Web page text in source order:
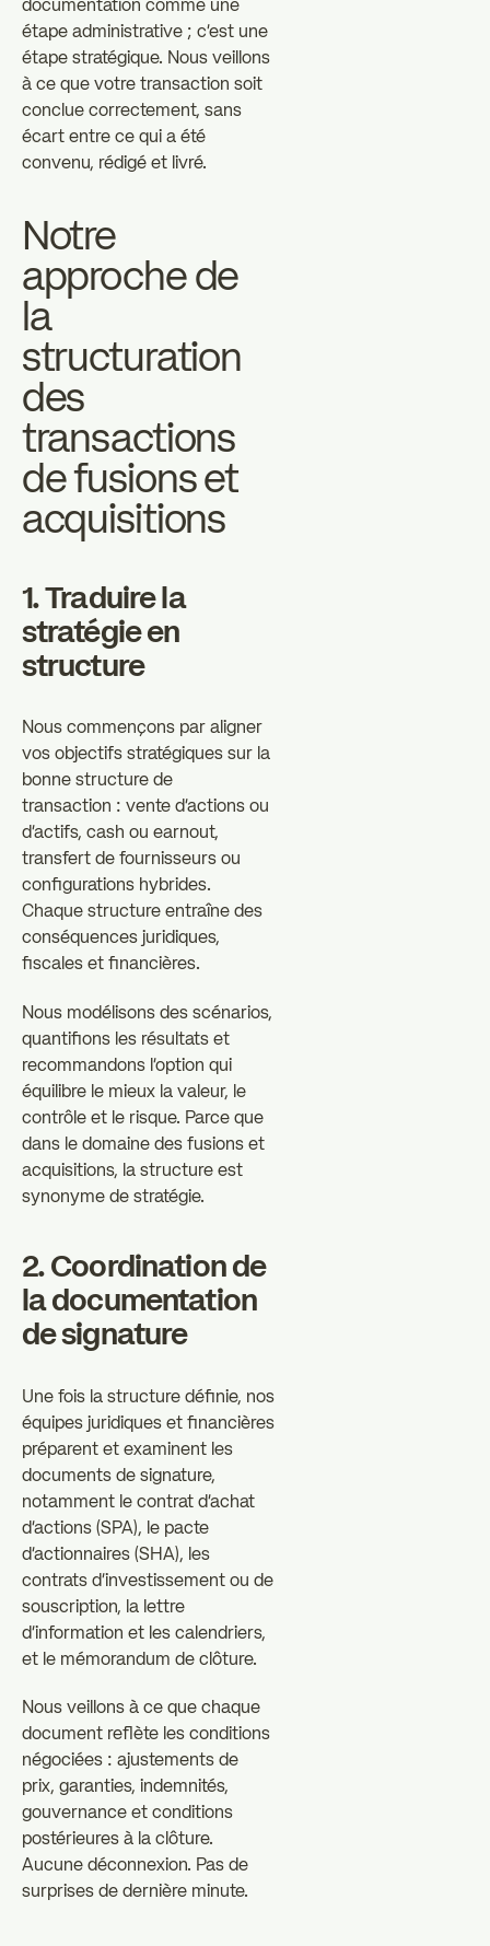
documentation comme une
étape administrative ; c'est une
étape stratégique. Nous veillons
à ce que votre transaction soit
conclue correctement, sans
écart entre ce qui a été
convenu, rédigé et livré.
Notre
approche de
la
structuration
des
transactions
de fusions et
acquisitions
1. Traduire la
stratégie en
structure
Nous commençons par aligner
vos objectifs stratégiques sur la
bonne structure de
transaction : vente d'actions ou
d'actifs, cash ou earnout,
transfert de fournisseurs ou
configurations hybrides.
Chaque structure entraîne des
conséquences juridiques,
fiscales et financières.
Nous modélisons des scénarios,
quantifions les résultats et
recommandons l'option qui
équilibre le mieux la valeur, le
contrôle et le risque. Parce que
dans le domaine des fusions et
acquisitions, la structure est
synonyme de stratégie.
2. Coordination de
la documentation
de signature
Une fois la structure définie, nos
équipes juridiques et financières
préparent et examinent les
documents de signature,
notamment le contrat d'achat
d'actions (SPA), le pacte
d'actionnaires (SHA), les
contrats d'investissement ou de
souscription, la lettre
d'information et les calendriers,
et le mémorandum de clôture.
Nous veillons à ce que chaque
document reflète les conditions
négociées : ajustements de
prix, garanties, indemnités,
gouvernance et conditions
postérieures à la clôture.
Aucune déconnexion. Pas de
surprises de dernière minute.